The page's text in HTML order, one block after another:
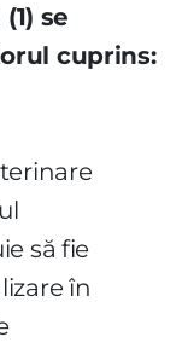
se
cuprins:
să fie
în